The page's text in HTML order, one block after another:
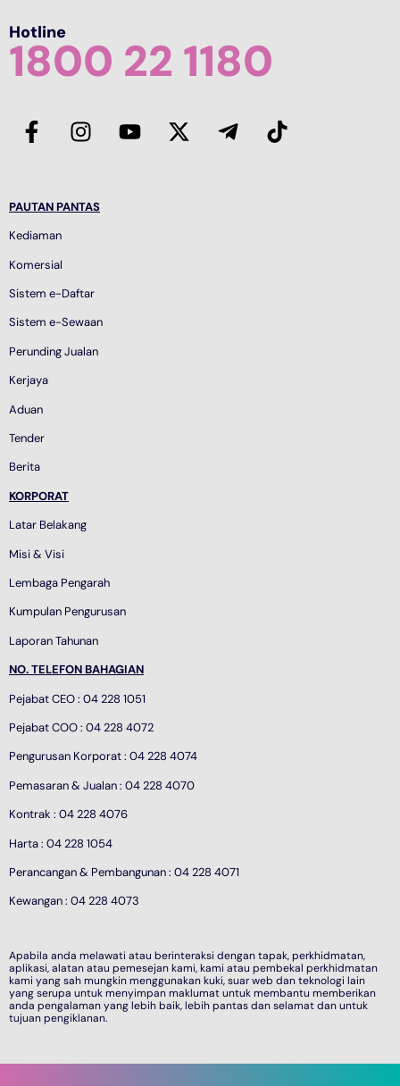
Hotline
1800 22 1180
PAUTAN PANTAS
Kediaman
Komersial
Sistem e-Daftar
Sistem e-Sewaan
Perunding Jualan
Kerjaya
Aduan
Tender
Berita
KORPORAT
Latar Belakang
Misi & Visi
Lembaga Pengarah
Kumpulan Pengurusan
Laporan Tahunan
NO. TELEFON BAHAGIAN
Pejabat CEO : 04 228 1051
Pejabat COO : 04 228 4072
Pengurusan Korporat : 04 228 4074
Pemasaran & Jualan : 04 228 4070
Kontrak : 04 228 4076
Harta : 04 228 1054
Perancangan & Pembangunan : 04 228 4071
Kewangan : 04 228 4073
Apabila anda melawati atau berinteraksi dengan tapak, perkhidmatan,
aplikasi, alatan atau pemesejan kami, kami atau pembekal perkhidmatan
kami yang sah mungkin menggunakan kuki, suar web dan teknologi lain
yang serupa untuk menyimpan maklumat untuk membantu memberikan
anda pengalaman yang lebih baik, lebih pantas dan selamat dan untuk
tujuan pengiklanan.